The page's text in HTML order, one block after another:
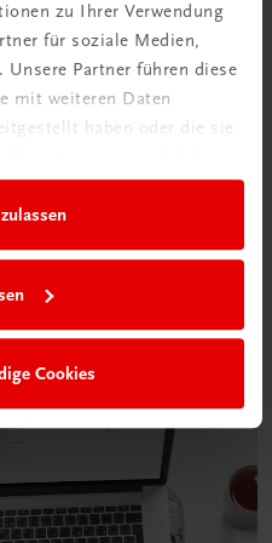
zu Ihrer Verwendung
für soziale Medien,
Unsere Partner führen diese
mit weiteren Daten
haben oder die sie
Cookies